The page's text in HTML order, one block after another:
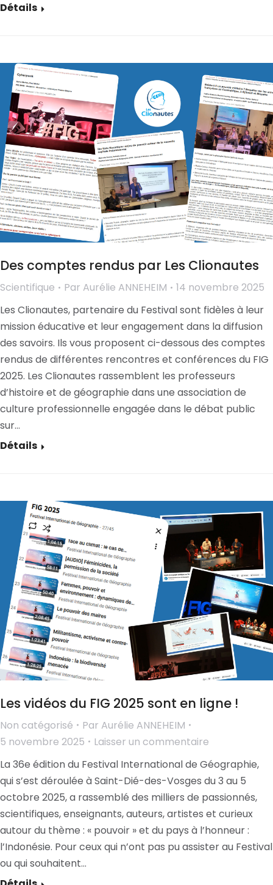
Détails
Des comptes rendus par Les Clionautes
Scientifique Par Aurélie ANNEHEIM
14 novembre 2025
Les Clionautes, partenaire du Festival sont fidèles à leur
mission éducative et leur engagement dans la diffusion
des savoirs. Ils vous proposent ci-dessous des comptes
rendus de différentes rencontres et conférences du FIG
2025. Les Clionautes rassemblent les professeurs
d’histoire et de géographie dans une association de
culture professionnelle engagée dans le débat public
sur…
Détails
Les vidéos du FIG 2025 sont en ligne !
Non catégorisé Par Aurélie ANNEHEIM
5 novembre 2025
Laisser un commentaire
La 36e édition du Festival International de Géographie,
qui s’est déroulée à Saint-Dié-des-Vosges du 3 au 5
octobre 2025, a rassemblé des milliers de passionnés,
scientifiques, enseignants, auteurs, artistes et curieux
autour du thème : « pouvoir » et du pays à l’honneur :
l’Indonésie. Pour ceux qui n’ont pas pu assister au Festival
ou qui souhaitent…